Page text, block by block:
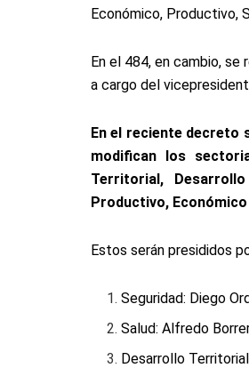
Económico, Productivo,
En el 484, en cambio,
a cargo del
En el reciente decreto
modifican los
Territorial,
Productivo,
Estos serán presididos
Seguridad: Diego
Salud: Alfredo
Desarrollo